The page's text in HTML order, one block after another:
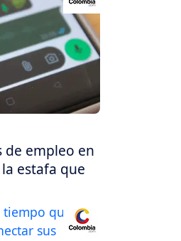
de empleo en
estafa que